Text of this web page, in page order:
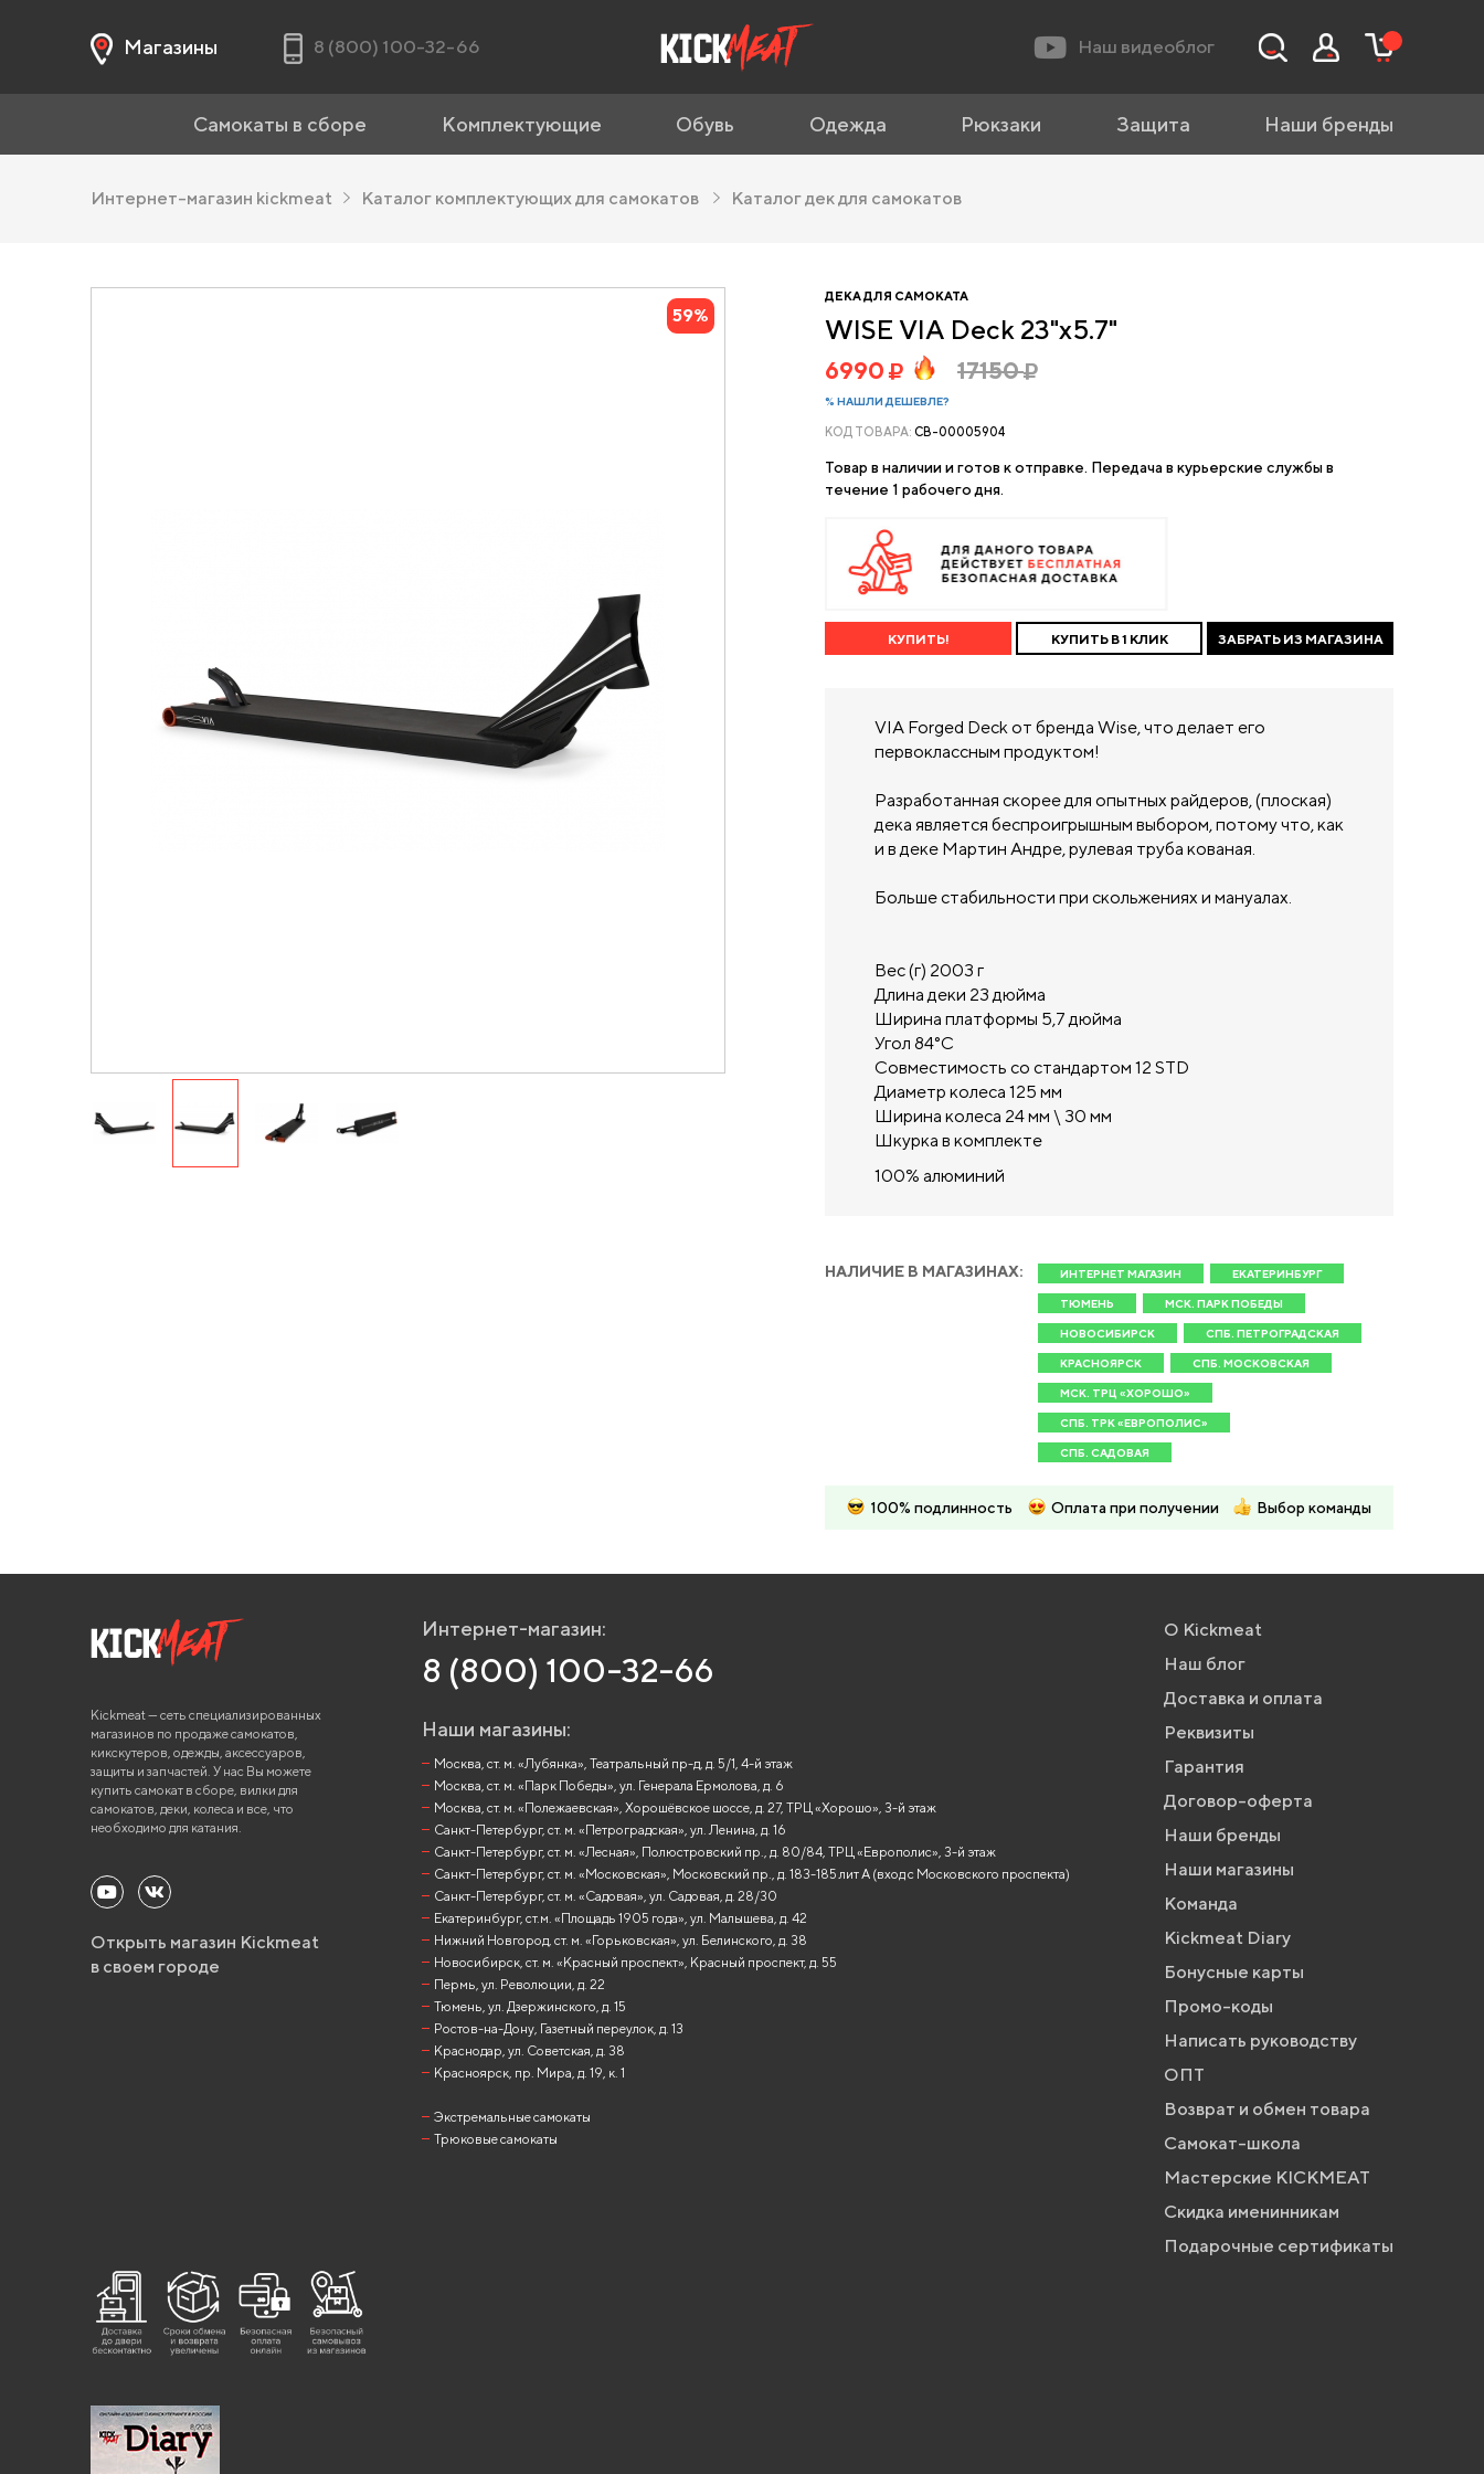
Магазины 8 (800) 100-32-66 Наш видеоблог
Самокаты в сборе Комплектующие Обувь Одежда Рюкзаки Защита Наши бренды
Интернет-магазин kickmeat Каталог комплектующих для самокатов Каталог дек для самокатов
59%
ДЕКА ДЛЯ САМОКАТА
WISE VIA Deck 23"x5.7"
6990 17150
% НАШЛИ ДЕШЕВЛЕ?
КОД ТОВАРА: CB-00005904
Товар в наличии и готов к отправке. Передача в курьерские службы в
течение 1 рабочего дня.
КУПИТЬ! КУПИТЬ В 1 КЛИК ЗАБРАТЬ ИЗ МАГАЗИНА
VIA Forged Deck от бренда Wise, что делает его
первоклассным продуктом!
Разработанная скорее для опытных райдеров, (плоская)
дека является беспроигрышным выбором, потому что, как
и в деке Мартин Андре, рулевая труба кованая.
Больше стабильности при скольжениях и мануалах.
Вес (г) 2003 г
Длина деки 23 дюйма
Ширина платформы 5,7 дюйма
Угол 84°С
Совместимость со стандартом 12 STD
Диаметр колеса 125 мм
Ширина колеса 24 мм \ 30 мм
Шкурка в комплекте
100% алюминий
НАЛИЧИЕ В МАГАЗИНАХ: ИНТЕРНЕТ МАГАЗИН ЕКАТЕРИНБУРГ
ТЮМЕНЬ МСК. ПАРК ПОБЕДЫ
НОВОСИБИРСК СПБ. ПЕТРОГРАДСКАЯ
КРАСНОЯРСК СПБ. МОСКОВСКАЯ
МСК. ТРЦ «ХОРОШО»
СПБ. ТРК «ЕВРОПОЛИС»
СПБ. САДОВАЯ
100% подлинность Оплата при получении Выбор команды
Kickmeat — сеть специализированных
магазинов по продаже самокатов,
кикскутеров, одежды, аксессуаров,
защиты и запчастей. У нас Вы можете
купить самокат в сборе, вилки для
самокатов, деки, колеса и все, что
необходимо для катания.
Открыть магазин Kickmeat
в своем городе
Интернет-магазин:
8 (800) 100-32-66
Наши магазины:
Москва, ст. м. «Лубянка», Театральный пр-д, д. 5/1, 4-й этаж
Москва, ст. м. «Парк Победы», ул. Генерала Ермолова, д. 6
Москва, ст. м. «Полежаевская», Хорошёвское шоссе, д. 27, ТРЦ «Хорошо», 3-й этаж
Санкт-Петербург, ст. м. «Петроградская», ул. Ленина, д. 16
Санкт-Петербург, ст. м. «Лесная», Полюстровский пр., д. 80/84, ТРЦ «Европолис», 3-й этаж
Санкт-Петербург, ст. м. «Московская», Московский пр., д. 183-185 лит А (вход с Московского проспекта)
Санкт-Петербург, ст. м. «Садовая», ул. Садовая, д. 28/30
Екатеринбург, ст.м. «Площадь 1905 года», ул. Малышева, д. 42
Нижний Новгород, ст. м. «Горьковская», ул. Белинского, д. 38
Новосибирск, ст. м. «Красный проспект», Красный проспект, д. 55
Пермь, ул. Революции, д. 22
Тюмень, ул. Дзержинского, д. 15
Ростов-на-Дону, Газетный переулок, д. 13
Краснодар, ул. Советская, д. 38
Красноярск, пр. Мира, д. 19, к. 1
Экстремальные самокаты
Трюковые самокаты
О Kickmeat
Наш блог
Доставка и оплата
Реквизиты
Гарантия
Договор-оферта
Наши бренды
Наши магазины
Команда
Kickmeat Diary
Бонусные карты
Промо-коды
Написать руководству
ОПТ
Возврат и обмен товара
Самокат-школа
Мастерские KICKMEAT
Скидка именинникам
Подарочные сертификаты